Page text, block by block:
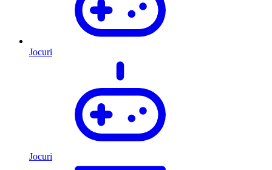
Jocuri
Jocuri